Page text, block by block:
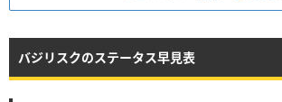
バジリスクのステータス早見表